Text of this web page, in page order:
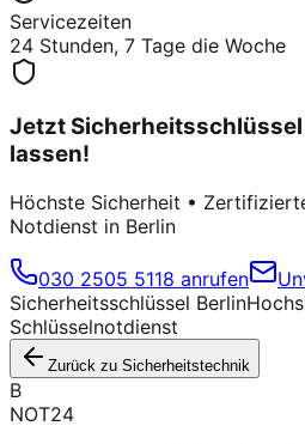
Servicezeiten
24 Stunden, 7 Tage die Woche
Jetzt
lassen!
Höchste Sicherheit •
Notdienst in Berlin
030 2505 5118 anrufen
Sicherheitsschlüssel Berlin
Schlüsselnotdienst
Zurück zu Sicherheitstechnik
B
NOT24